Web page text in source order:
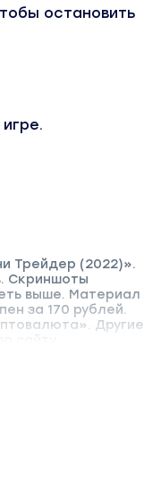
остановить
Трейдер (2022)».
Скриншоты
выше. Материал
за 170 рублей.
Другие